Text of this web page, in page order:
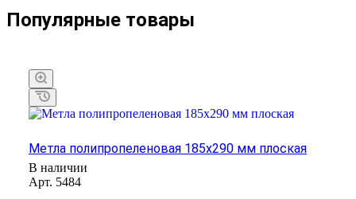
Популярные товары
Метла полипропеленовая 185х290 мм плоская
В наличии
Арт. 5484